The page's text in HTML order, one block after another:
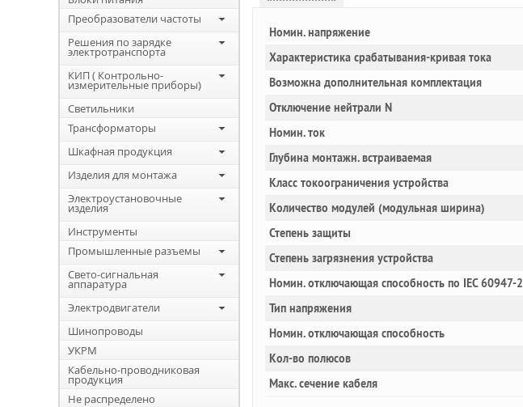
Преобразователи частоты
Решения по зарядке
электротранспорта
КИП ( Контрольно-
измерительные приборы)
Светильники
Трансформаторы
Шкафная продукция
Изделия для монтажа
Электроустановочные
изделия
Инструменты
Промышленные разъемы
Свето-сигнальная
аппаратура
Электродвигатели
Шинопроводы
УКРМ
Кабельно-проводниковая
продукция
Не распределено
Номин. напряжение
Характеристика срабатывания-кривая тока
Возможна дополнительная комплектация
Отключение нейтрали N
Номин. ток
Глубина монтажн. встраиваемая
Класс токоограничения устройства
Количество модулей (модульная ширина)
Степень защиты
Степень загрязнения устройства
Номин. отключающая способность по IEC 60947-2
Тип напряжения
Номин. отключающая способность
Кол-во полюсов
Макс. сечение кабеля